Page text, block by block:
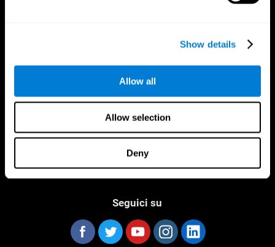
Show details
Allow all
Allow selection
Deny
App Di CogniFit
Seguici su